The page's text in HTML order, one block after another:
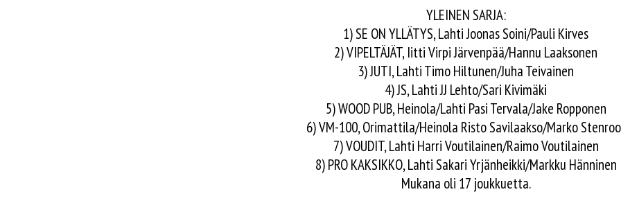
YLEINEN SARJA:
1) SE ON YLLÄTYS, Lahti Joonas Soini/Pauli Kirves
2) VIPELTÄJÄT, Iitti Virpi Järvenpää/Hannu Laaksonen
3) JUTI, Lahti Timo Hiltunen/Juha Teivainen
4) JS, Lahti JJ Lehto/Sari Kivimäki
5) WOOD PUB, Heinola/Lahti Pasi Tervala/Jake Ropponen
6) VM-100, Orimattila/Heinola Risto Savilaakso/Marko
7) VOUDIT, Lahti Harri Voutilainen/Raimo Voutilainen
8) PRO KAKSIKKO, Lahti Sakari Yrjänheikki/Markku Hänninen
Mukana oli 17 joukkuetta.